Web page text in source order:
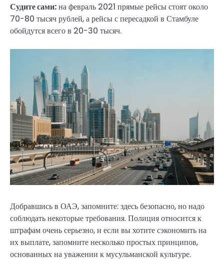
Судите сами:на февраль 2021 прямые рейсы стоят около
70-80 тысяч рублей, а рейсы с пересадкой в Стамбуле
обойдутся всего в 20-30 тысяч.
Добравшись в ОАЭ, запомните: здесь безопасно, но надо
соблюдать некоторые требования. Полиция относится к
штрафам очень серьезно, и если вы хотите сэкономить на
их выплате, запомните несколько простых принципов,
основанных на уважении к мусульманской культуре.